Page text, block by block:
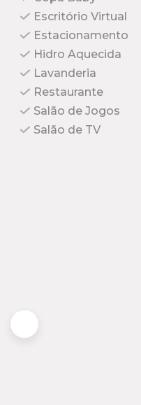
Escritório Virtual
Estacionamento
Hidro Aquecida
Lavanderia
Restaurante
Salão de Jogos
Salão de TV